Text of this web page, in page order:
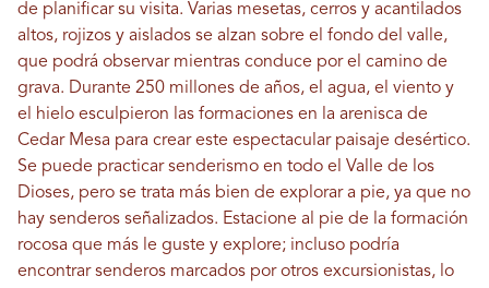
de planificar su visita. Varias mesetas, cerros y acantilados
altos, rojizos y aislados se alzan sobre el fondo del valle,
que podrá observar mientras conduce por el camino de
grava. Durante 250 millones de años, el agua, el viento y
el hielo esculpieron las formaciones en la arenisca de
Cedar Mesa para crear este espectacular paisaje desértico.
Se puede practicar senderismo en todo el Valle de los
Dioses, pero se trata más bien de explorar a pie, ya que no
hay senderos señalizados. Estacione al pie de la formación
rocosa que más le guste y explore; incluso podría
encontrar senderos marcados por otros excursionistas, lo